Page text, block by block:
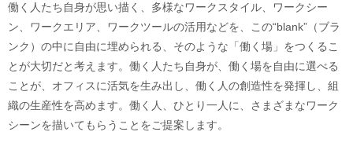
働く人たち自身が思い描く、多様なワークスタイル、ワークシー
ン、ワークエリア、ワークツールの活用などを、この“blank”（ブラ
ンク）の中に自由に埋められる、そのような「働く場」をつくるこ
とが大切だと考えます。働く人たち自身が、働く場を自由に選べる
ことが、オフィスに活気を生み出し、働く人の創造性を発揮し、組
織の生産性を高めます。働く人、ひとり一人に、さまざまなワーク
シーンを描いてもらうことをご提案します。